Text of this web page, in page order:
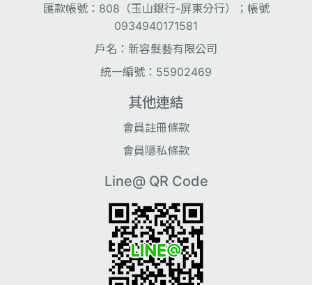
匯款帳號：808（玉山銀行-屏東分行）；帳號
0934940171581
戶名：新容髮藝有限公司
統一編號：55902469
其他連結
會員註冊條款
會員隱私條款
Line@ QR Code